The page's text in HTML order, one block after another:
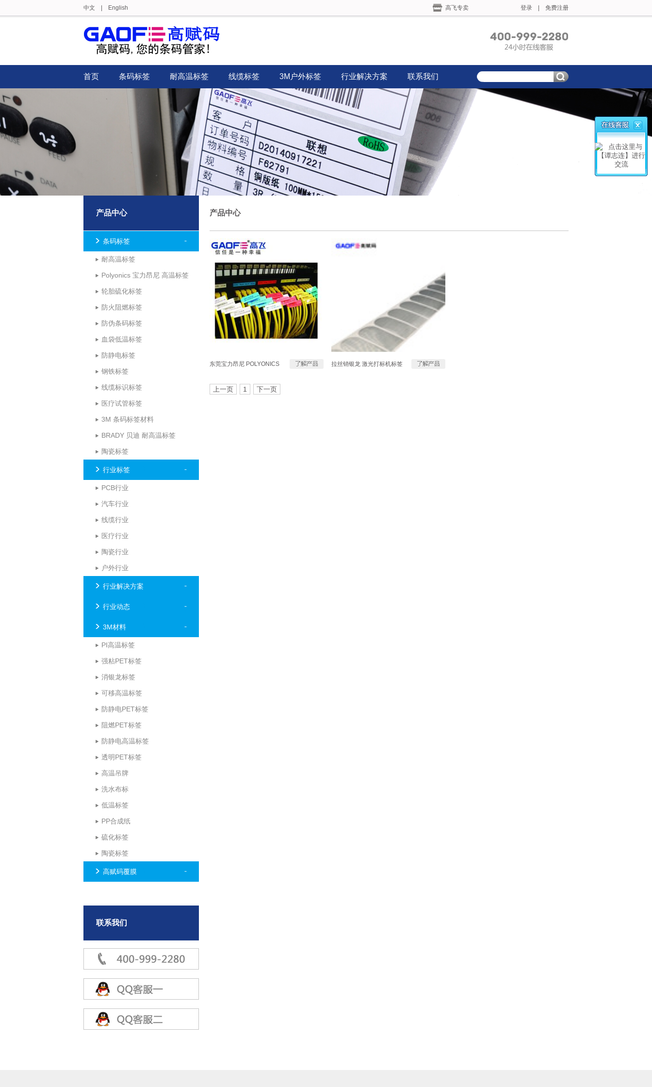
中文 English 登录 免费注册
高飞专卖
首页 条码标签 耐高温标签 线缆标签 3M户外标签 行业解决方案 联系我们
产品中心
条码标签
耐高温标签
Polyonics 宝力昂尼 高温标签
轮胎硫化标签
防火阻燃标签
防伪条码标签
血袋低温标签
防静电标签
钢铁标签
线缆标识标签
医疗试管标签
3M 条码标签材料
BRADY 贝迪 耐高温标签
陶瓷标签
行业标签
PCB行业
汽车行业
线缆行业
医疗行业
陶瓷行业
户外行业
行业解决方案
行业动态
3M材料
PI高温标签
强粘PET标签
消银龙标签
可移高温标签
防静电PET标签
阻燃PET标签
防静电高温标签
透明PET标签
高温吊牌
洗水布标
低温标签
PP合成纸
硫化标签
陶瓷标签
高赋码覆膜
联系我们
产品中心
东莞宝力昂尼 POLYONICS
温标签厂家 免费打样
拉丝销银龙 激光打标机标签
上一页 1 下一页